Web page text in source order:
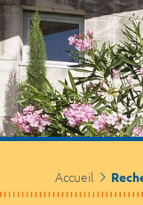
Accueil